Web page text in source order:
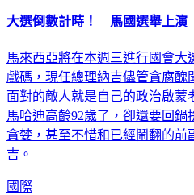
大選倒數計時！ 馬國選舉上演
馬來西亞將在本週三進行國會
戲碼，現任總理納吉儘管貪腐
面對的敵人就是自己的政治啟蒙
馬哈迪高齡92歲了，卻還要回
貪婪，甚至不惜和已經鬧翻的前
吉。
國際